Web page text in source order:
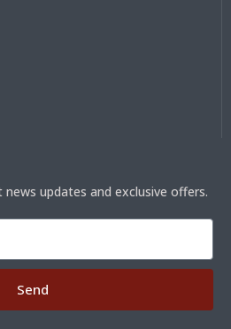
updates and exclusive offers.
Send